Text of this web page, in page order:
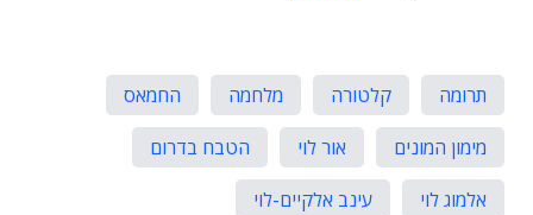
תרומה קלטורה מלחמה
החמאס
מימון המונים
אור לוי
הטבח בדרום
אלמוג לוי
עינב אלקיים-לוי